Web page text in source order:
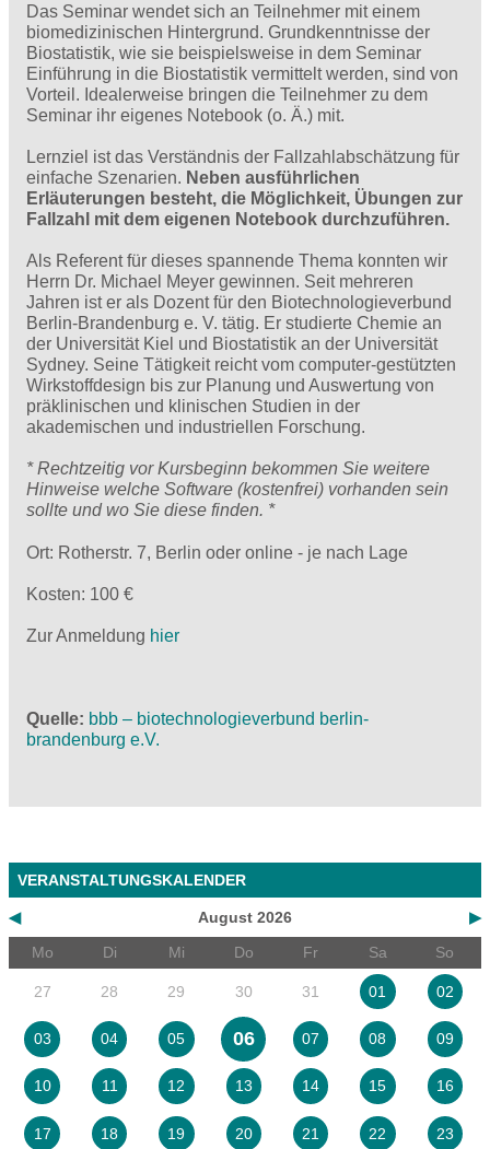
Das Seminar wendet sich an Teilnehmer mit einem
biomedizinischen Hintergrund. Grundkenntnisse der
Biostatistik, wie sie beispielsweise in dem Seminar
Einführung in die Biostatistik vermittelt werden, sind von
Vorteil. Idealerweise bringen die Teilnehmer zu dem
Seminar ihr eigenes Notebook (o. Ä.) mit.
Lernziel ist das Verständnis der Fallzahlabschätzung für
einfache Szenarien. Neben ausführlichen
Erläuterungen besteht, die Möglichkeit, Übungen zur
Fallzahl mit dem eigenen Notebook durchzuführen.
Als Referent für dieses spannende Thema konnten wir
Herrn Dr. Michael Meyer gewinnen. Seit mehreren
Jahren ist er als Dozent für den Biotechnologieverbund
Berlin-Brandenburg e. V. tätig. Er studierte Chemie an
der Universität Kiel und Biostatistik an der Universität
Sydney. Seine Tätigkeit reicht vom computer-gestützten
Wirkstoffdesign bis zur Planung und Auswertung von
präklinischen und klinischen Studien in der
akademischen und industriellen Forschung.
* Rechtzeitig vor Kursbeginn bekommen Sie weitere
Hinweise welche Software (kostenfrei) vorhanden sein
sollte und wo Sie diese finden. *
Ort: Rotherstr. 7, Berlin oder online - je nach Lage
Kosten: 100 €
Zur Anmeldung hier
Quelle
bbb – biotechnologieverbund berlin-
brandenburg e.V.
VERANSTALTUNGSKALENDER
◀ ▶
August 2026
Mo
Di Mi Do Fr Sa So
27 28 29 30 31 01 02
03 04 05 06 07 08 09
10 11 12 13 14 15 16
17 18 19 20 21 22 23